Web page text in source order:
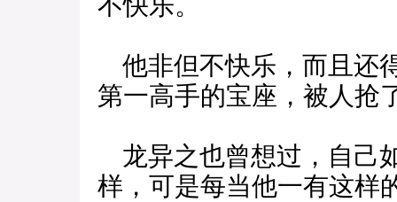
他非但不快乐，而且还
第一高手的宝座，被人抢
龙异之也曾想过，自己
样，可是每当他一有这样